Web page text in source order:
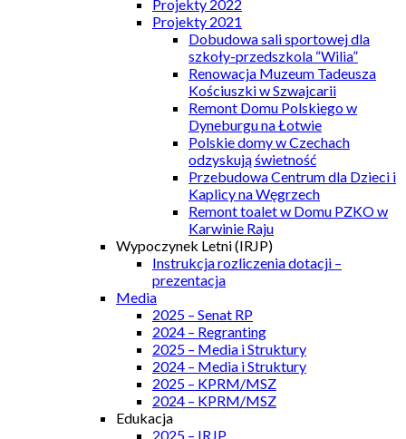
Projekty 2022
Projekty 2021
Dobudowa sali sportowej dla
szkoły-przedszkola “Wilia”
Renowacja Muzeum Tadeusza
Kościuszki w Szwajcarii
Remont Domu Polskiego w
Dyneburgu na Łotwie
Polskie domy w Czechach
odzyskują świetność
Przebudowa Centrum dla Dzieci i
Kaplicy na Węgrzech
Remont toalet w Domu PZKO w
Karwinie Raju
Wypoczynek Letni (IRJP)
Instrukcja rozliczenia dotacji –
prezentacja
Media
2025 – Senat RP
2024 – Regranting
2025 – Media i Struktury
2024 – Media i Struktury
2025 – KPRM/MSZ
2024 – KPRM/MSZ
Edukacja
2025 – IRJP